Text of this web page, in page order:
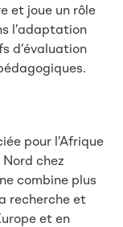
et joue un rôle
l’adaptation
d’évaluation
pour l’Afrique
Nord chez
combine plus
recherche et
et en